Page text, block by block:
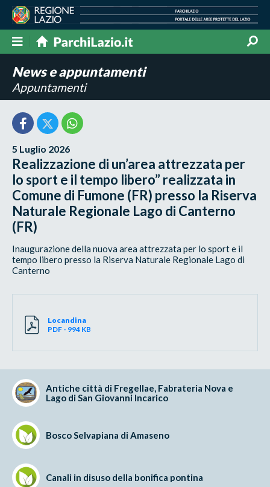
News e appuntamenti
Appuntamenti
5 Luglio 2026
Realizzazione di un’area attrezzata per
lo sport e il tempo libero” realizzata in
Comune di Fumone (FR) presso la Riserva
Naturale Regionale Lago di Canterno
(FR)
Inaugurazione della nuova area attrezzata per lo sport e il
tempo libero presso la Riserva Naturale Regionale Lago di
Canterno
Locandina
PDF - 994 KB
Antiche città di Fregellae, Fabrateria Nova e
Lago di San Giovanni Incarico
Bosco Selvapiana di Amaseno
Canali in disuso della bonifica pontina